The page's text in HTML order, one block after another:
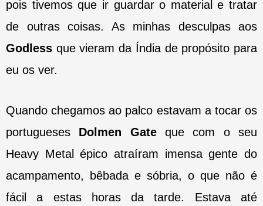
pois tivemos que ir guardar o material e tratar
de outras coisas. As minhas desculpas aos
Godless que vieram da Índia de propósito para
eu os ver.
Quando chegamos ao palco estavam a tocar os
portugueses Dolmen Gateque com o seu
Heavy Metal épico atraíram imensa gente do
acampamento, bêbada e sóbria, o que não é
fácil a estas horas da tarde. Estava até